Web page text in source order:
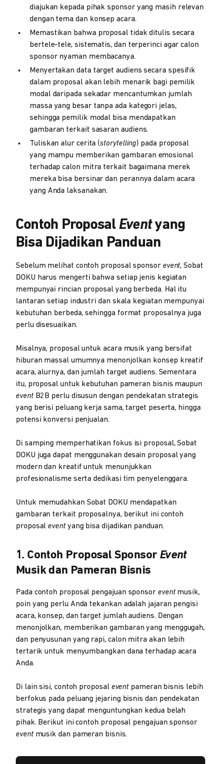
diajukan kepada pihak sponsor yang masih relevan
dengan tema dan konsep acara.
Memastikan bahwa proposal tidak ditulis secara
bertele-tele, sistematis, dan terperinci agar calon
sponsor nyaman membacanya.
Menyertakan data target audiens secara spesifik
dalam proposal akan lebih menarik bagi pemilik
modal daripada sekadar mencantumkan jumlah
massa yang besar tanpa ada kategori jelas,
sehingga pemilik modal bisa mendapatkan
gambaran terkait sasaran audiens.
Tuliskan alur cerita (storytelling) pada proposal
yang mampu memberikan gambaran emosional
terhadap calon mitra terkait bagaimana merek
mereka bisa bersinar dan perannya dalam acara
yang Anda laksanakan.
Contoh ProposalEventyang
Bisa Dijadikan Panduan
Sebelum melihat contoh proposal sponsor event, Sobat
DOKU harus mengerti bahwa setiap jenis kegiatan
mempunyai rincian proposal yang berbeda. Hal itu
lantaran setiap industri dan skala kegiatan mempunyai
kebutuhan berbeda, sehingga format proposalnya juga
perlu disesuaikan.
Misalnya, proposal untuk acara musik yang bersifat
hiburan massal umumnya menonjolkan konsep kreatif
acara, alurnya, dan jumlah target audiens. Sementara
itu, proposal untuk kebutuhan pameran bisnis maupun
event B2B perlu disusun dengan pendekatan strategis
yang berisi peluang kerja sama, target peserta, hingga
potensi konversi penjualan.
Di samping memperhatikan fokus isi proposal, Sobat
DOKU juga dapat menggunakan desain proposal yang
modern dan kreatif untuk menunjukkan
profesionalisme serta dedikasi tim penyelenggara.
Untuk memudahkan Sobat DOKU mendapatkan
gambaran terkait proposalnya, berikut ini contoh
proposaleventyang bisa dijadikan panduan.
1. Contoh Proposal Sponsor Event
Musik dan Pameran Bisnis
Pada contoh proposal pengajuan sponsor event musik,
poin yang perlu Anda tekankan adalah jajaran pengisi
acara, konsep, dan target jumlah audiens. Dengan
menonjolkan, memberikan gambaran yang menggugah,
dan penyusunan yang rapi, calon mitra akan lebih
tertarik untuk menyumbangkan dana terhadap acara
Anda.
Di lain sisi, contoh proposal event pameran bisnis lebih
berfokus pada peluang jejaring bisnis dan pendekatan
strategis yang dapat menguntungkan kedua belah
pihak. Berikut ini contoh proposal pengajuan sponsor
eventmusik dan pameran bisnis.